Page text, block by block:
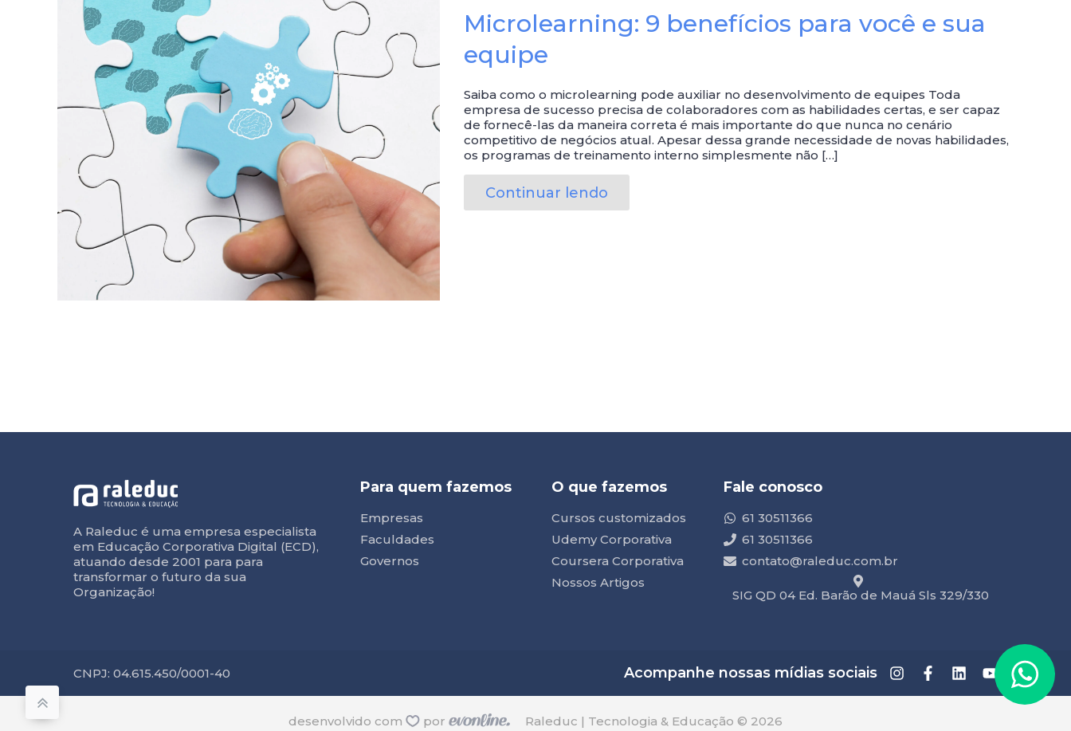
Microlearning: 9 benefícios para você e sua
equipe
Saiba como o microlearning pode auxiliar no desenvolvimento de equipes Toda
empresa de sucesso precisa de colaboradores com as habilidades certas, e ser capaz
de fornecê-las da maneira correta é mais importante do que nunca no cenário
competitivo de negócios atual. Apesar dessa grande necessidade de novas habilidades,
os programas de treinamento interno simplesmente não […]
Continuar lendo
A Raleduc é uma empresa especialista
em Educação Corporativa Digital (ECD),
atuando desde 2001 para para
transformar o futuro da sua
Organização!
Para quem fazemos
Empresas
Faculdades
Governos
O que fazemos
Cursos customizados
Udemy Corporativa
Coursera Corporativa
Nossos Artigos
Fale conosco
61 30511366
61 30511366
contato@raleduc.com.br
SIG QD 04 Ed. Barão de Mauá Sls 329/330
CNPJ: 04.615.450/0001-40 Acompanhe nossas mídias sociais
desenvolvido com por Raleduc | Tecnologia & Educação © 2026